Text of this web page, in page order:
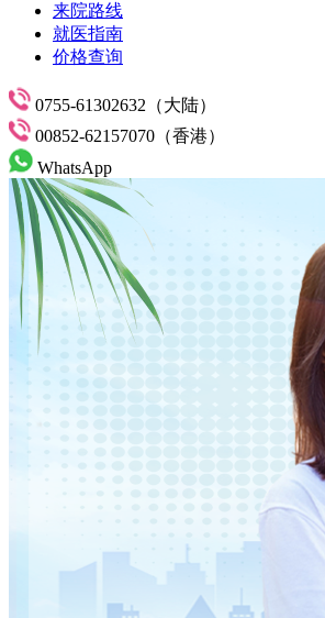
来院路线
就医指南
价格查询
0755-61302632（大陆）
00852-62157070（香港）
WhatsApp